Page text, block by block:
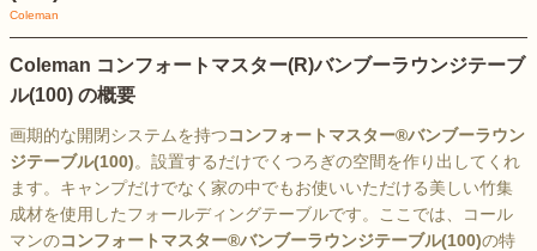
Coleman
Coleman コンフォートマスター(R)バンブーラウンジテーブ
ル(100) の概要
画期的な開閉システムを持つコンフォートマスター®バンブーラウン
ジテーブル(100)。設置するだけでくつろぎの空間を作り出してくれ
ます。キャンプだけでなく家の中でもお使いいただける美しい竹集
成材を使用したフォールディングテーブルです。ここでは、コール
マンのコンフォートマスター®バンブーラウンジテーブル(100)の特